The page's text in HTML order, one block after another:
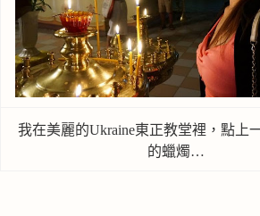
我在美麗的Ukraine東正教堂裡，點上
的蠟燭…